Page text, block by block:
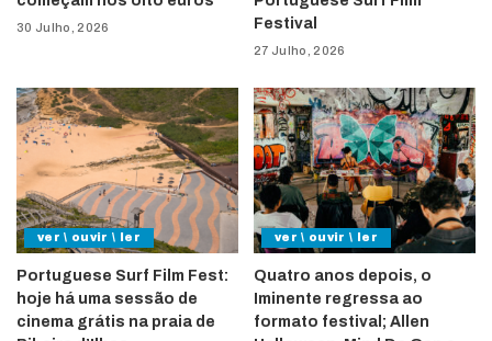
30 Julho, 2026
Festival
27 Julho, 2026
ver \ ouvir \ ler
Portuguese Surf Film Fest:
hoje há uma sessão de
cinema grátis na praia de
ver \ ouvir \ ler
Quatro anos depois, o
Iminente regressa ao
formato festival; Allen